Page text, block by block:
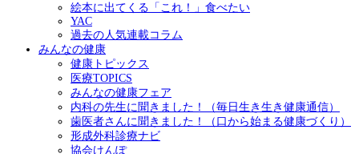
絵本に出てくる「これ！」食べたい
YAC
過去の人気連載コラム
みんなの健康
健康トピックス
医療TOPICS
みんなの健康フェア
内科の先生に聞きました！（毎日生き生き健康通信）
歯医者さんに聞きました！（口から始まる健康づくり）
形成外科診療ナビ
協会けんぽ